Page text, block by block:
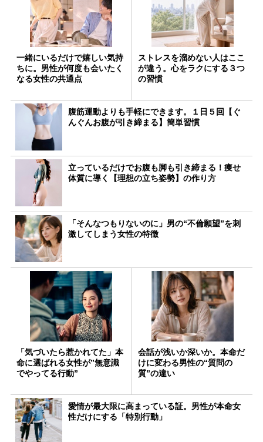
一緒にいるだけで嬉しい気持
ちに。男性が何度も会いたく
なる女性の共通点
ストレスを溜めない人はここ
が違う。心をラクにする３つ
の習慣
腹筋運動よりも手軽にできます。１日５回【ぐ
んぐんお腹が引き締まる】簡単習慣
立っているだけでお腹も脚も引き締まる！痩せ
体質に導く【理想の立ち姿勢】の作り方
「そんなつもりないのに」男の“不倫願望”を刺
激してしまう女性の特徴
「気づいたら惹かれてた」本
命に選ばれる女性が”無意識
でやってる行動”
会話が浅いか深いか。本命だ
けに変わる男性の“質問の
質”の違い
愛情が最大限に高まっている証。男性が本命女
性だけにする「特別行動」